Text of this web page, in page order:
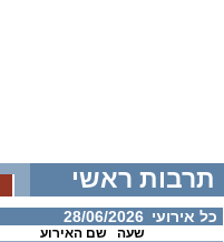
תרבות ראשי
כל אירועי
שם האירוע שעה